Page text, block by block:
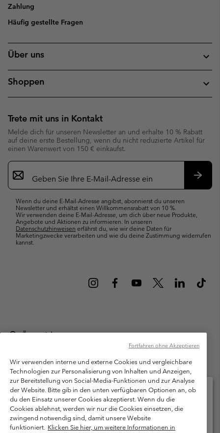
Zahlung
Häufig gestellte Fragen
Über uns
Shoppen
Trete mit uns in Kontakt
Melde dich für unseren Newsletter an und erhalte 10 % Rabatt
auf deine erste Bestellung, wenn du nicht reduzierte Artikel für
einen Warenwert von 150 € einkaufst.
Newsletter-
Anmeldung
Wenn du deine E-Mail-Adresse angibst, abonnierst du unseren
Newsletter und erhältst einen Willkommensrabatt von 10 %.
Wir verwenden deine E-Mail-Adresse, um dich über neue Produkte,
Angebote und Aktionen zu informieren. In unseren
Datenschutzhinweisen erfährst du, wie wir deine Daten für
Marketingzwecke verarbeiten und wie du deine Zustimmung widerrufen
kannst.
Österreich
Columbia Sportswear Austria GmbH. Moosfeldstraße 1, 5101
Bergheim, Salzburg Österreich. Alle Rechte vorbehalten.
Nutzungsbedingungen
Allgemeine Verkaufsbedingungen
Garantie
Datenschutzerklärung
Bestimmungen und Bedingungen des Mitglieder Programms
Nutzungsbedingungen Für Nutzergenerierte Inhalte
Wir verwenden interne und externe Cookies und vergleichbare
Technologien zur Personalisierung von Inhalten und Anzeigen,
zur Bereitstellung von Social-Media-Funktionen und zur Analyse
der Website. Bitte gib in den unten verfügbaren Optionen an, ob
du den Einsatz unserer Cookies akzeptierst. Wenn du die
Cookies ablehnst, werden wir nur die Cookies einsetzen, die
zwingend notwendig sind, damit unsere Website
funktioniert. Klicken Sie hier, um weitere Informationen in
Fortfahren ohne Akzeptieren
Bitte wählen Sie Ihr Lieferland und Ihre Sprache
Online-Einkauf verfügbar